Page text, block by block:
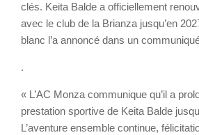
clés. Keita Balde a officiellement
avec le club de la Brianza jusqu’en
blanc l’a annoncé dans un
.
« L’AC Monza communique qu’il a
prestation sportive de Keita Balde
L’aventure ensemble continue,